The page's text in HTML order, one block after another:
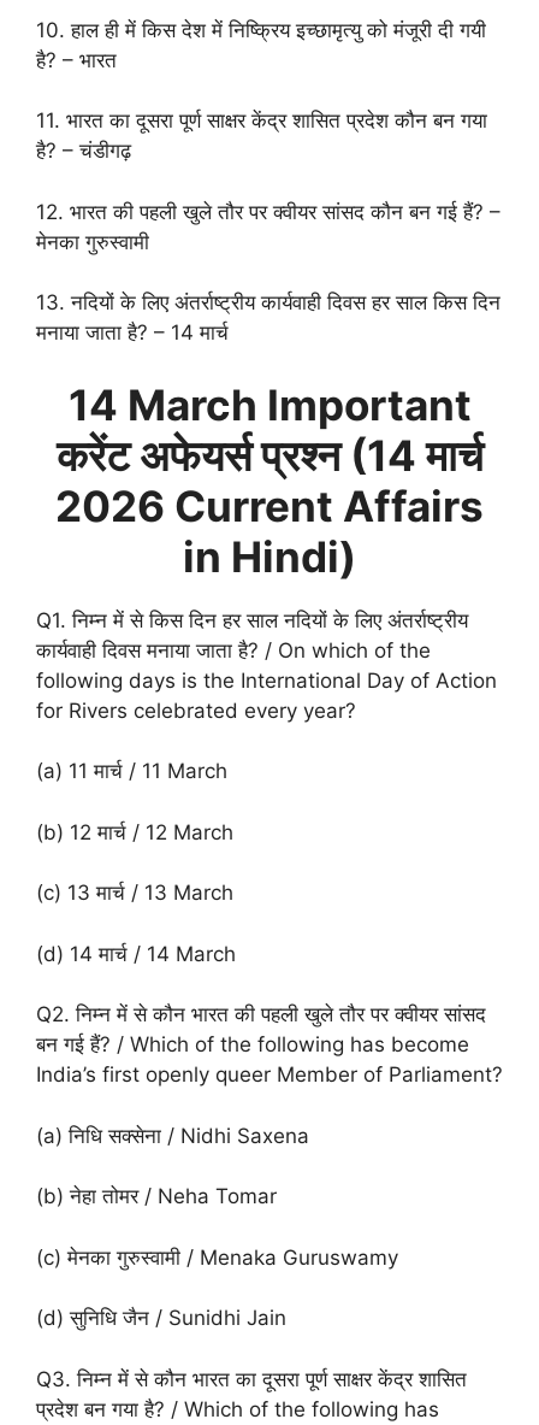
10. हाल ही में किस देश में निष्क्रिय इच्छामृत्यु को मंजूरी दी गयी
है? – भारत
11. भारत का दूसरा पूर्ण साक्षर केंद्र शासित प्रदेश कौन बन गया
है? – चंडीगढ़
12. भारत की पहली खुले तौर पर क्वीयर सांसद कौन बन गई हैं? –
मेनका गुरुस्वामी
13. नदियों के लिए अंतर्राष्ट्रीय कार्यवाही दिवस हर साल किस दिन
मनाया जाता है? – 14 मार्च
14 March Important
करेंट अफेयर्स प्रश्न (14 मार्च
2026 Current Affairs
in Hindi)
Q1. निम्न में से किस दिन हर साल नदियों के लिए अंतर्राष्ट्रीय
कार्यवाही दिवस मनाया जाता है? / On which of the
following days is the International Day of Action
for Rivers celebrated every year?
(a) 11 मार्च / 11 March
(b) 12 मार्च / 12 March
(c) 13 मार्च / 13 March
(d) 14 मार्च / 14 March
Q2. निम्न में से कौन भारत की पहली खुले तौर पर क्वीयर सांसद
बन गई हैं? / Which of the following has become
India’s first openly queer Member of Parliament?
(a) निधि सक्सेना / Nidhi Saxena
(b) नेहा तोमर / Neha Tomar
(c) मेनका गुरुस्वामी / Menaka Guruswamy
(d) सुनिधि जैन / Sunidhi Jain
Q3. निम्न में से कौन भारत का दूसरा पूर्ण साक्षर केंद्र शासित
प्रदेश बन गया है? / Which of the following has